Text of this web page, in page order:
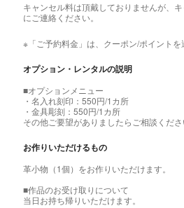
キャンセル料は頂戴しておりませんが、
にご連絡ください。
※「ご予約料金」は、クーポン/ポイントを
オプション・レンタルの説明
■オプションメニュー
・名入れ刻印：550円/1カ所
・金具彫刻：550円/1カ所
その他ご要望がありましたらご相談くださ
お作りいただけるもの
革小物（1個）をお作りいただけます。
■作品のお受け取りについて
当日お持ち帰りいただけます。